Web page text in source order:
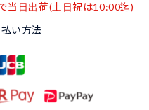
当日出荷(土日祝は10:00迄)
い方法